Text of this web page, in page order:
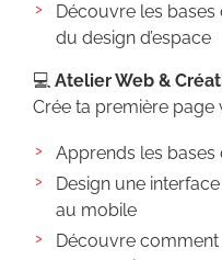
Découvre les bases
du design d’espace
💻 Atelier Web &
Crée ta première page
Apprends les bases
Design une
au mobile
Découvre comment